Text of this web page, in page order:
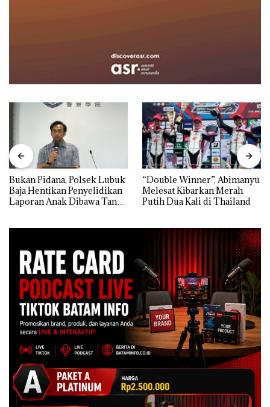
Bukan Pidana, Polsek Lubuk
Baja Hentikan Penyelidikan
Laporan Anak Dibawa Tanpa
“Double Winner”, Abimanyu
Melesat Kibarkan Merah
Putih Dua Kali di Thailand